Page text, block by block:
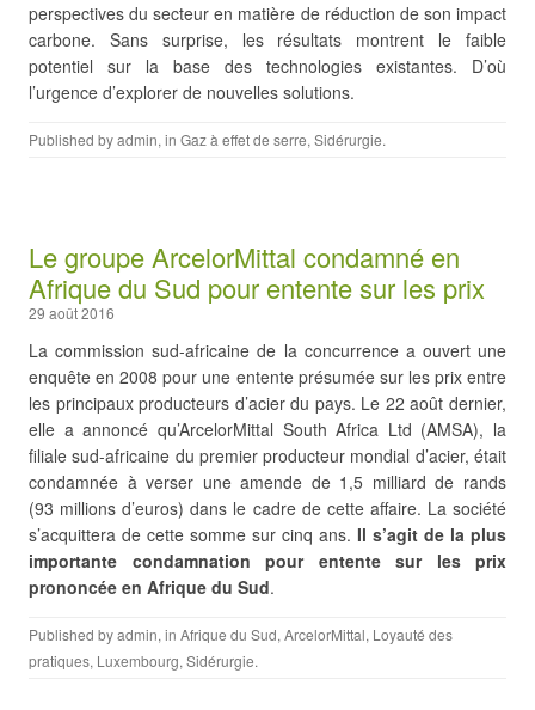
perspectives du secteur en matière de réduction de son impact
carbone. Sans surprise, les résultats montrent le faible
potentiel sur la base des technologies existantes. D’où
l’urgence d’explorer de nouvelles solutions.
Published byadmin, in Gaz à effet de serre, Sidérurgie.
Le groupe ArcelorMittal condamné en
Afrique du Sud pour entente sur les prix
29 août 2016
La commission sud-africaine de la concurrence a ouvert une
enquête en 2008 pour une entente présumée sur les prix entre
les principaux producteurs d’acier du pays. Le 22 août dernier,
elle a annoncé qu’ArcelorMittal South Africa Ltd (AMSA), la
filiale sud-africaine du premier producteur mondial d’acier, était
condamnée à verser une amende de 1,5 milliard de rands
(93 millions d’euros) dans le cadre de cette affaire. La société
s’acquittera de cette somme sur cinq ans. Il s’agit de la plus
importante condamnation pour entente sur les prix
prononcée en Afrique du Sud.
Published byadmin, in Afrique du Sud, ArcelorMittal, Loyauté des
pratiques, Luxembourg, Sidérurgie.